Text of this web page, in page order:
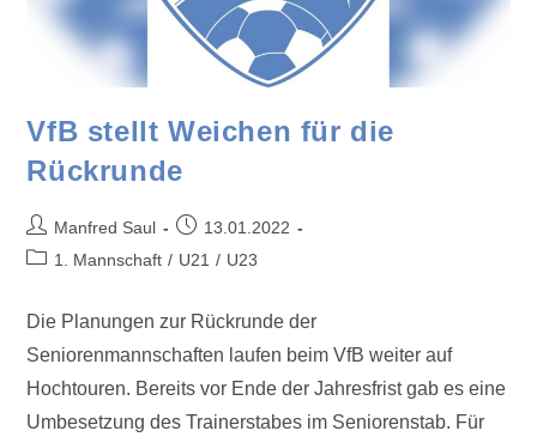
VfB stellt Weichen für die
Rückrunde
Manfred Saul
13.01.2022
1. Mannschaft / U21 / U23
Die Planungen zur Rückrunde der
Seniorenmannschaften laufen beim VfB weiter auf
Hochtouren. Bereits vor Ende der Jahresfrist gab es eine
Umbesetzung des Trainerstabes im Seniorenstab. Für